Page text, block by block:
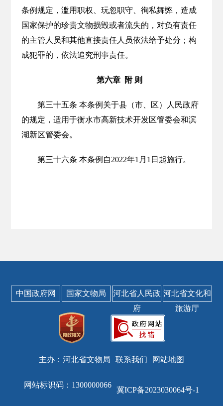
条例规定，滥用职权、玩忽职守、徇私舞弊，造成
国家保护的珍贵文物损毁或者流失的，对负有责任
的主管人员和其他直接责任人员依法给予处分；构
成犯罪的，依法追究刑事责任。
第六章 附 则
第三十五条 本条例关于县（市、区）人民政府
的规定，适用于衡水市高新技术开发区管委会和滨
湖新区管委会。
第三十六条 本条例自2022年1月1日起施行。
中国政府网 国家文物局
河北省人民政
府
河北省文化和
旅游厅
主办：河北省文物局 联系我们 网站地图
网站标识码：1300000066
冀ICP备2023030064号-1